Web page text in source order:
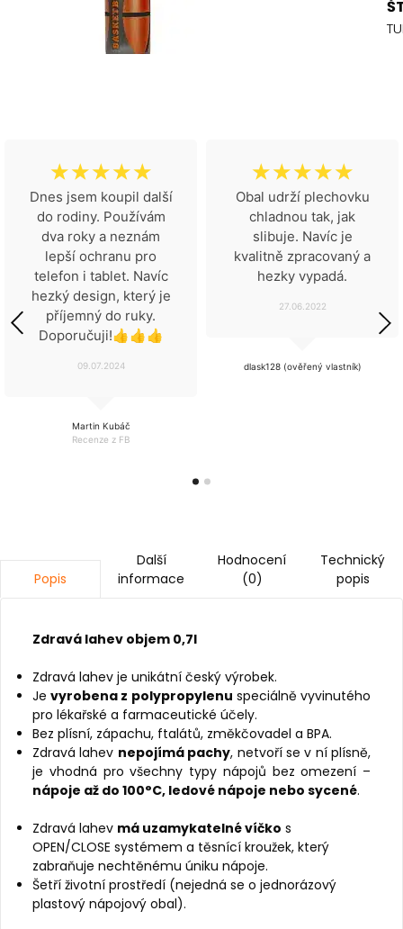
Martin Kubáč
Recenze z FB
☆☆☆☆☆
Dnes jsem koupil další
do rodiny. Používám
dva roky a neznám
lepší ochranu pro
telefon i tablet. Navíc
hezký design, který je
příjemný do ruky.
Doporučuji!👍👍👍
09.07.2024 dlask128 (ověřený vlastník)
☆☆☆☆☆
Obal udrží plechovku
chladnou tak, jak
slibuje. Navíc je
kvalitně zpracovaný a
hezky vypadá.
27.06.2022
Popis
Další
informace
Hodnocení
(0)
Technický
popis
Zdravá lahev objem 0,7l
Zdravá lahev je unikátní český výrobek.
Jevyrobena z polypropylenu speciálně vyvinutého
pro lékařské a farmaceutické účely.
Bez plísní, zápachu, ftalátů, změkčovadel a BPA.
Zdravá lahev nepojímá pachy, netvoří se v ní plísně,
je vhodná pro všechny typy nápojů bez omezení –
nápoje až do 100°C, ledové nápoje nebo sycené.
Zdravá lahev má uzamykatelné víčko s
OPEN/CLOSE systémem a těsnící kroužek, který
zabraňuje nechtěnému úniku nápoje.
Šetří životní prostředí (nejedná se o jednorázový
plastový nápojový obal).